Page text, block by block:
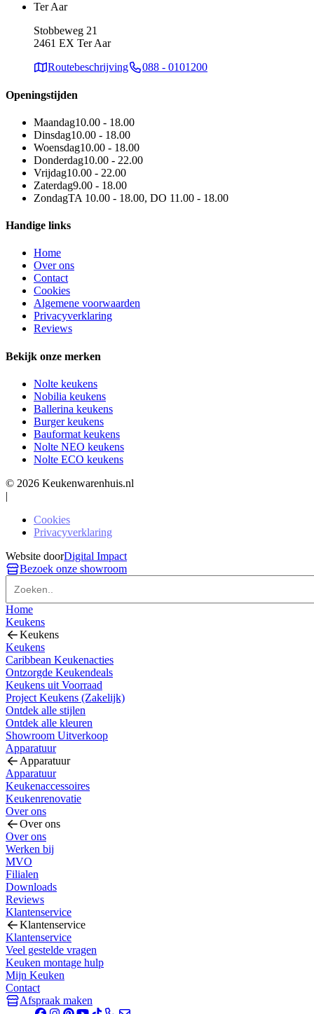
Ter Aar
Stobbeweg 21
2461 EX Ter Aar
Routebeschrijving
088 - 0101200
Openingstijden
Maandag10.00 - 18.00
Dinsdag10.00 - 18.00
Woensdag10.00 - 18.00
Donderdag10.00 - 22.00
Vrijdag10.00 - 22.00
Zaterdag9.00 - 18.00
ZondagTA 10.00 - 18.00, DO 11.00 - 18.00
Handige links
Home
Over ons
Contact
Cookies
Algemene voorwaarden
Privacyverklaring
Reviews
Bekijk onze merken
Nolte keukens
Nobilia keukens
Ballerina keukens
Burger keukens
Bauformat keukens
Nolte NEO keukens
Nolte ECO keukens
© 2026 Keukenwarenhuis.nl
|
Cookies
Privacyverklaring
Website doorDigital Impact
Bezoek onze showroom
Home
Keukens
Keukens
Keukens
Caribbean Keukenacties
Ontzorgde Keukendeals
Keukens uit Voorraad
Project Keukens (Zakelijk)
Ontdek alle stijlen
Ontdek alle kleuren
Showroom Uitverkoop
Apparatuur
Apparatuur
Apparatuur
Keukenaccessoires
Keukenrenovatie
Over ons
Over ons
Over ons
Werken bij
MVO
Filialen
Downloads
Reviews
Klantenservice
Klantenservice
Klantenservice
Veel gestelde vragen
Keuken montage hulp
Mijn Keuken
Contact
Afspraak maken